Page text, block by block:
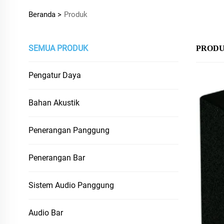
Beranda > Produk
SEMUA PRODUK
Pengatur Daya
Bahan Akustik
Penerangan Panggung
Penerangan Bar
Sistem Audio Panggung
Audio Bar